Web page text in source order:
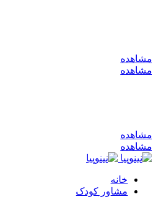
مشاهده
مشاهده
مشاهده
مشاهده
خانه
مشاور کودک